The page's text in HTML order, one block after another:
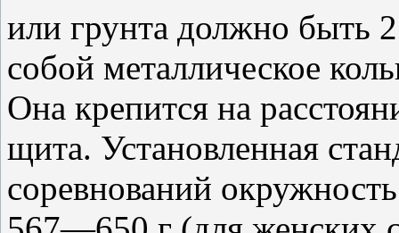
или грунта должно быть
собой металлическое
Она крепится на
щита. Установленная
соревнований